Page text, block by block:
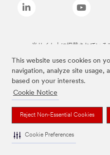
This website uses cookies on
navigation, analyze site usage,
based on your interests.
Cookie Notice
Reject Non-Essential Cookies
Cookie Preferences
当サイト上に掲載されている